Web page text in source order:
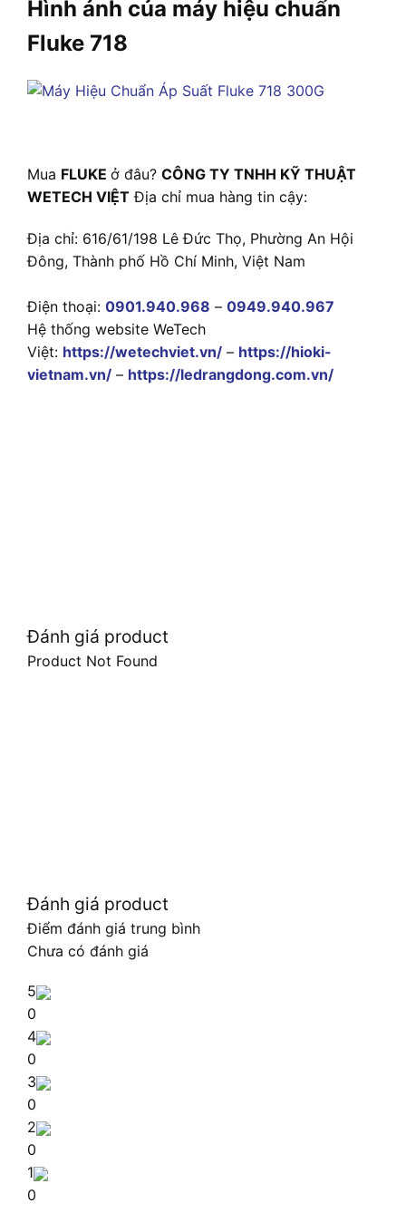
Hình ảnh của máy hiệu chuẩn
Fluke 718
Mua FLUKE ở đâu? CÔNG TY TNHH KỸ THUẬT
WETECH VIỆT Địa chỉ mua hàng tin cậy:
Địa chỉ: 616/61/198 Lê Đức Thọ, Phường An Hội
Đông, Thành phố Hồ Chí Minh, Việt Nam
Điện thoại: 0901.940.968 – 0949.940.967
Hệ thống website WeTech
Việt: https://wetechviet.vn/ – https://hioki-
vietnam.vn/ – https://ledrangdong.com.vn/
Đánh giá product
Product Not Found
Đánh giá product
Điểm đánh giá trung bình
Chưa có đánh giá
5
0
4
0
3
0
2
0
1
0